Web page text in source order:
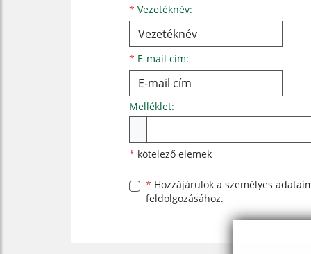
* Vezetéknév:
* E-mail cím:
Melléklet:
* kötelező elemek
* Hozzájárulok a személyes
feldolgozásához.